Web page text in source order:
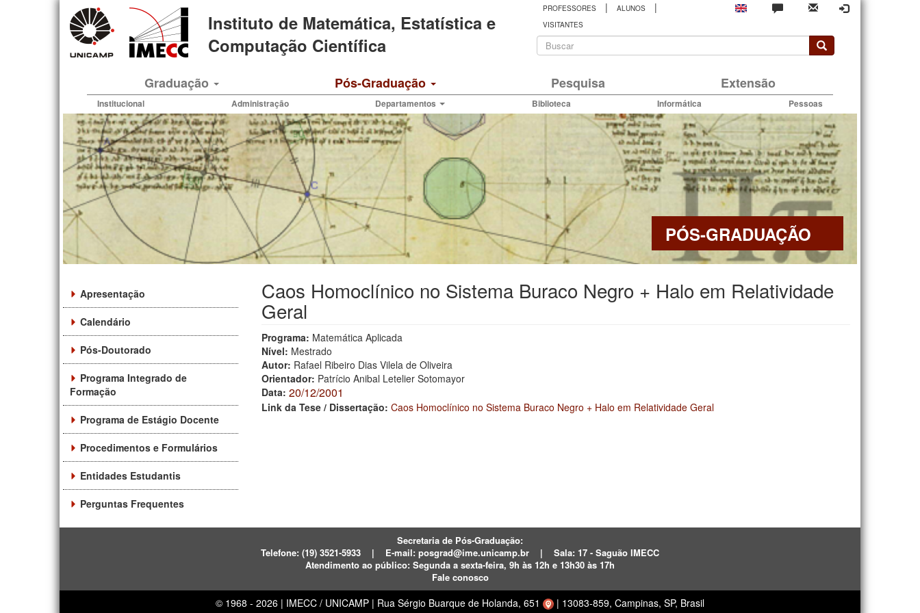
Instituto de Matemática, Estatística e
Computação Científica
PROFESSORES | ALUNOS |
VISITANTES
Formulário
busca
Graduação Pós-Graduação Pesquisa Extensão
Institucional Administração Departamentos Biblioteca Informática Pessoas
PÓS-GRADUAÇÃO
Apresentação
Calendário
Pós-Doutorado
Programa Integrado de
Formação
Programa de Estágio Docente
Procedimentos e Formulários
Entidades Estudantis
Perguntas Frequentes
Caos Homoclínico no Sistema Buraco Negro + Halo em Relatividade
Geral
Programa: Matemática Aplicada
Nível: Mestrado
Autor: Rafael Ribeiro Dias Vilela de Oliveira
Orientador: Patrício Anibal Letelier Sotomayor
Data: 20/12/2001
Link da Tese / Dissertação: Caos Homoclínico no Sistema Buraco Negro + Halo em Relatividade Geral
Secretaria de Pós-Graduação:
Telefone: (19) 3521-5933 | E-mail: posgrad@ime.unicamp.br |
Sala: 17 - Saguão IMECC
Atendimento ao público: Segunda a sexta-feira, 9h às 12h e 13h30 às 17h
Fale conosco
© 1968 - 2026 | IMECC / UNICAMP | Rua Sérgio Buarque de Holanda, 651 | 13083-859, Campinas, SP, Brasil